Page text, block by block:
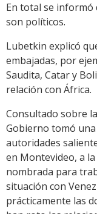
En total se informó
son políticos.
Lubetkin explicó
embajadas, por
Saudita, Catar y
relación con África.
Consultado sobre
Gobierno tomó
autoridades
en Montevideo, a
nombrada para
situación con
prácticamente las